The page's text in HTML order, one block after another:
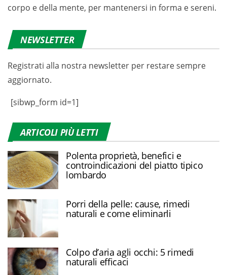
corpo e della mente, per mantenersi in forma e sereni.
NEWSLETTER
Registrati alla nostra newsletter per restare sempre
aggiornato.
[sibwp_form id=1]
ARTICOLI PIÙ LETTI
Polenta proprietà, benefici e
controindicazioni del piatto tipico
lombardo
Porri della pelle: cause, rimedi
naturali e come eliminarli
Colpo d’aria agli occhi: 5 rimedi
naturali efficaci